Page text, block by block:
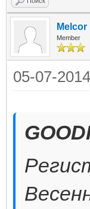
Melcor
Member
05-07-